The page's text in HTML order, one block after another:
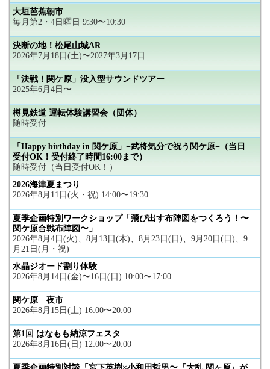
大垣芭蕉朝市
毎月第2・4日曜日 9:30〜10:30
決断の地！松尾山城AR
2026年7月18日(土)〜2027年3月17日
「決戦！関ケ原」没入型サウンドツアー
2025年6月4日〜
樽見鉄道 運転体験講習会（団体）
随時受付
「Happy birthday in 関ケ原」−武将気分で祝う関ケ原−（当日
受付OK！受付終了時間16:00まで）
随時受付（当日受付OK！）
2026海津夏まつり
2026年8月11日(火・祝) 14:00〜19:30
夏季企画特別ワークショップ「飛び出す布陣図をつくろう！〜
関ケ原合戦布陣図〜」
2026年8月4日(火)、8月13日(木)、8月23日(日)、9月20日(日)、9
月21日(月・祝)
水晶ジオード割り体験
2026年8月14日(金)〜16日(日) 10:00〜17:00
関ケ原 夜市
2026年8月15日(土) 16:00〜20:00
第1回 はなもも納涼フェスタ
2026年8月16日(日) 12:00〜20:00